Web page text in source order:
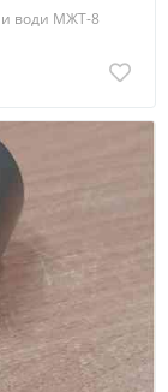
и води МЖТ-8